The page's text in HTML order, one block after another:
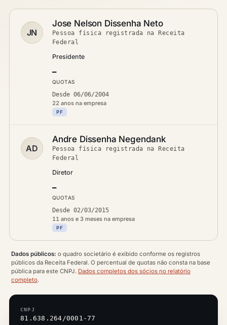
JN
Jose Nelson Dissenha Neto
Pessoa física registrada na Receita
Federal
Presidente
—
QUOTAS
Desde 06/06/2004
22 anos na empresa
PF
AD
Andre Dissenha Negendank
Pessoa física registrada na Receita
Federal
Diretor
—
QUOTAS
Desde 02/03/2015
11 anos e 3 meses na empresa
PF
Dados públicos: o quadro societário é exibido conforme os registros
públicos da Receita Federal. O percentual de quotas não consta na base
pública para este CNPJ. Dados completos dos sócios no relatório
completo.
CNPJ
81.638.264/0001-77